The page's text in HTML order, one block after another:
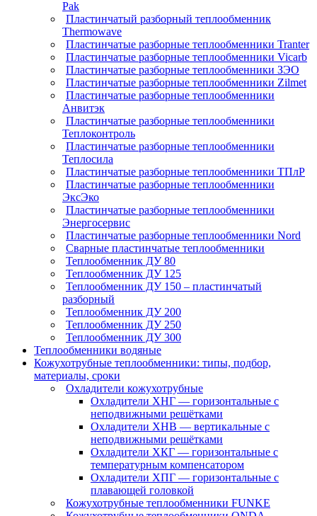
Pak
Пластинчатый разборный теплообменник
Thermowave
Пластинчатые разборные теплообменники Tranter
Пластинчатые разборные теплообменники Vicarb
Пластинчатые разборные теплообменники ЗЭО
Пластинчатые разборные теплообменники Zilmet
Пластинчатые разборные теплообменники
Анвитэк
Пластинчатые разборные теплообменники
Теплоконтроль
Пластинчатые разборные теплообменники
Теплосила
Пластинчатые разборные теплообменники ТПлР
Пластинчатые разборные теплообменники
ЭксЭко
Пластинчатые разборные теплообменники
Энергосервис
Пластинчатые разборные теплообменники Nord
Сварные пластинчатые теплообменники
Теплообменник ДУ 80
Теплообменник ДУ 125
Теплообменник ДУ 150 – пластинчатый
разборный
Теплообменник ДУ 200
Теплообменник ДУ 250
Теплообменник ДУ 300
Теплообменники водяные
Кожухотрубные теплообменники: типы, подбор,
материалы, сроки
Охладители кожухотрубные
Охладители ХНГ — горизонтальные с
неподвижными решётками
Охладители ХНВ — вертикальные с
неподвижными решётками
Охладители ХКГ — горизонтальные с
температурным компенсатором
Охладители ХПГ — горизонтальные с
плавающей головкой
Кожухотрубные теплообменники FUNKE